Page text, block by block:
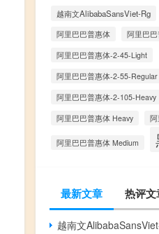
越南文AlibabaSansViet-Rg
阿里巴巴普惠体
阿里巴
阿里巴巴普惠体-2-45-Light
阿里巴巴普惠体-2-55-Regular
阿里巴巴普惠体-2-105-Heavy
阿里巴巴普惠体 Heavy
阿里巴巴普惠体 Medium
最新文章 热评文
越南文